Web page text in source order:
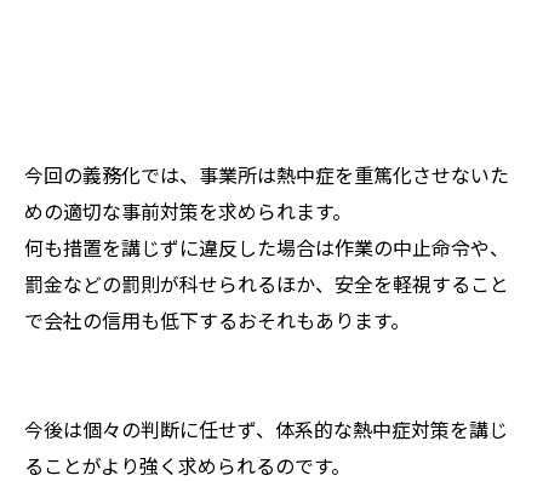
今回の義務化では、事業所は熱中症を重篤化させないた
めの適切な事前対策を求められます。
何も措置を講じずに違反した場合は作業の中止命令や、
罰金などの罰則が科せられるほか、安全を軽視すること
で会社の信用も低下するおそれもあります。
今後は個々の判断に任せず、体系的な熱中症対策を講じ
ることがより強く求められるのです。